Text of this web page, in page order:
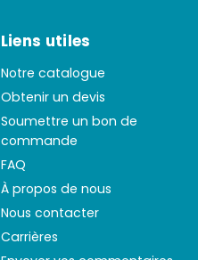
Liens utiles
Notre catalogue
Obtenir un devis
Soumettre un bon de
commande
FAQ
À propos de nous
Nous contacter
Carrières